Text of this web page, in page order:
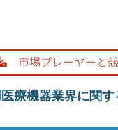
療機器業界に関